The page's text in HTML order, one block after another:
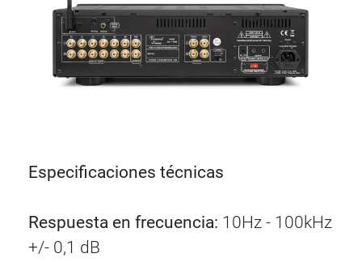
Especificaciones técnicas
Respuesta en frecuencia: 10Hz - 100kHz
+/- 0,1 dB